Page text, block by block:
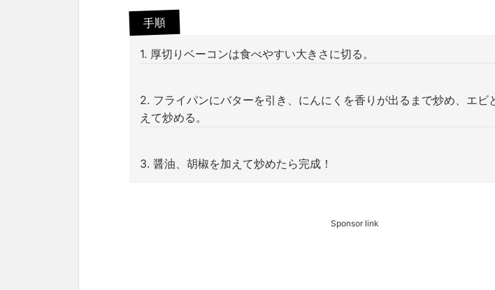
手順
1. 厚切りベーコンは食べやすい大きさに切る。
2. フライパンにバターを引き、にんにくを香りが出るまで炒め、エビ
えて炒める。
3. 醤油、胡椒を加えて炒めたら完成！
Sponsor link